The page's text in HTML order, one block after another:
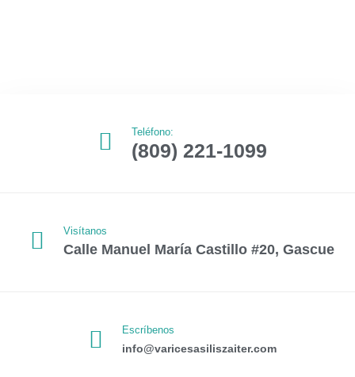
Teléfono:
(809) 221-1099
Visítanos
Calle Manuel María Castillo #20, Gascue
Escríbenos
info@varicesasiliszaiter.com